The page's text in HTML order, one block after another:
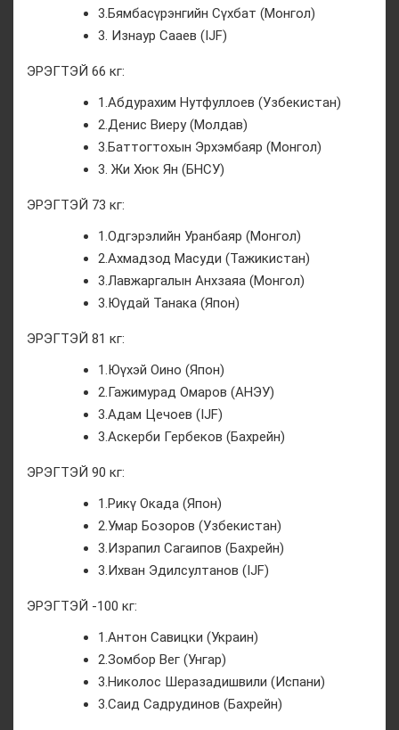
3.Бямбасүрэнгийн Сүхбат (Монгол)
3. Изнаур Сааев (IJF)
ЭРЭГТЭЙ 66 кг:
1.Абдурахим Нутфуллоев (Узбекистан)
2.Денис Виеру (Молдав)
3.Баттогтохын Эрхэмбаяр (Монгол)
3. Жи Хюк Ян (БНСУ)
ЭРЭГТЭЙ 73 кг:
1.Одгэрэлийн Уранбаяр (Монгол)
2.Ахмадзод Масуди (Тажикистан)
3.Лавжаргалын Анхзаяа (Монгол)
3.Юүдай Танака (Япон)
ЭРЭГТЭЙ 81 кг:
1.Юүхэй Оино (Япон)
2.Гажимурад Омаров (АНЭУ)
3.Адам Цечоев (IJF)
3.Аскерби Гербеков (Бахрейн)
ЭРЭГТЭЙ 90 кг:
1.Рикү Окада (Япон)
2.Умар Бозоров (Узбекистан)
3.Израпил Сагаипов (Бахрейн)
3.Ихван Эдилсултанов (IJF)
ЭРЭГТЭЙ -100 кг:
1.Антон Савицки (Украин)
2.Зомбор Вег (Унгар)
3.Николос Шеразадишвили (Испани)
3.Саид Садрудинов (Бахрейн)